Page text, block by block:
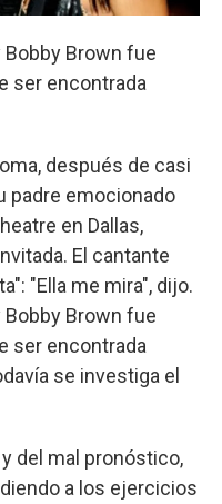
Brown fue
ser encontrada
después de casi
padre emocionado
en Dallas,
El cantante
"Ella me mira", dijo.
Brown fue
ser encontrada
se investiga el
del mal pronóstico,
a los ejercicios